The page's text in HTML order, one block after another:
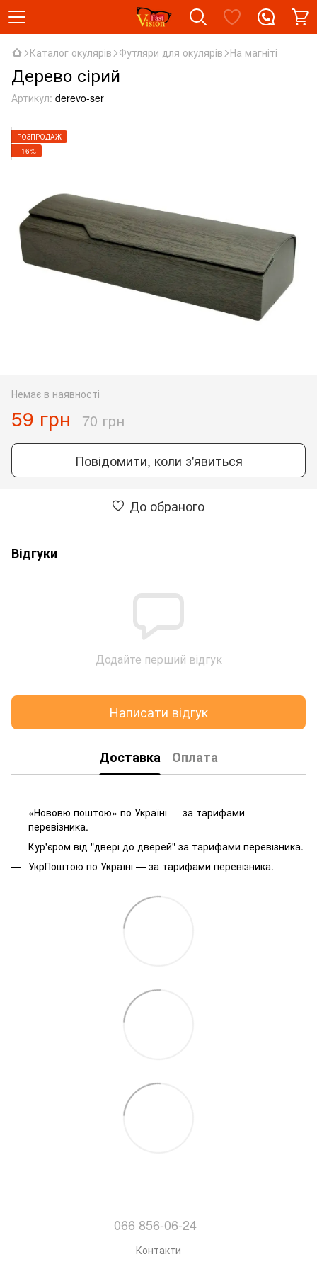
Каталог окулярів Футляри для окулярів На магніті
Дерево сірий
Артикул: derevo-ser
РОЗПРОДАЖ
−16%
Немає в наявності
59 грн 70 грн
Повідомити, коли з'явиться
До обраного
Відгуки
Додайте перший відгук
Написати відгук
Доставка Оплата
«Нововю поштою» по Україні — за тарифами
перевізника.
Кур'єром від "двері до дверей" за тарифами перевізника.
УкрПоштою по Україні — за тарифами перевізника.
066 856-06-24
Контакти